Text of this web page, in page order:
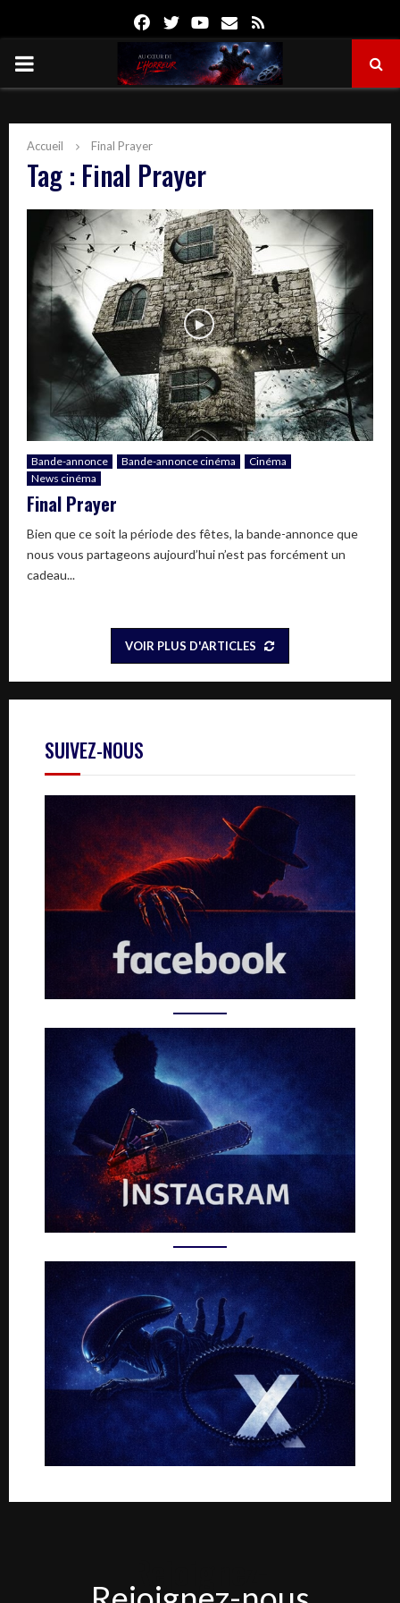
FacebookTwitterYoutube
Email
PRIMARY
Accueil Final Prayer
Tag : Final Prayer
Bande-annonce Bande-annonce cinéma
Cinéma
News cinéma
Final Prayer
Bien que ce soit la période des fêtes, la bande-annonce que
nous vous partageons aujourd’hui n’est pas forcément un
cadeau...
VOIR PLUS D'ARTICLES
SUIVEZ-NOUS